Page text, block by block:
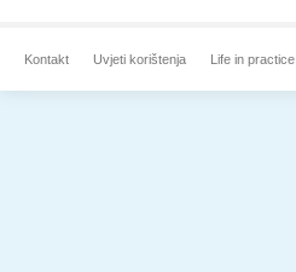
Kontakt Uvjeti korištenja Life in practice